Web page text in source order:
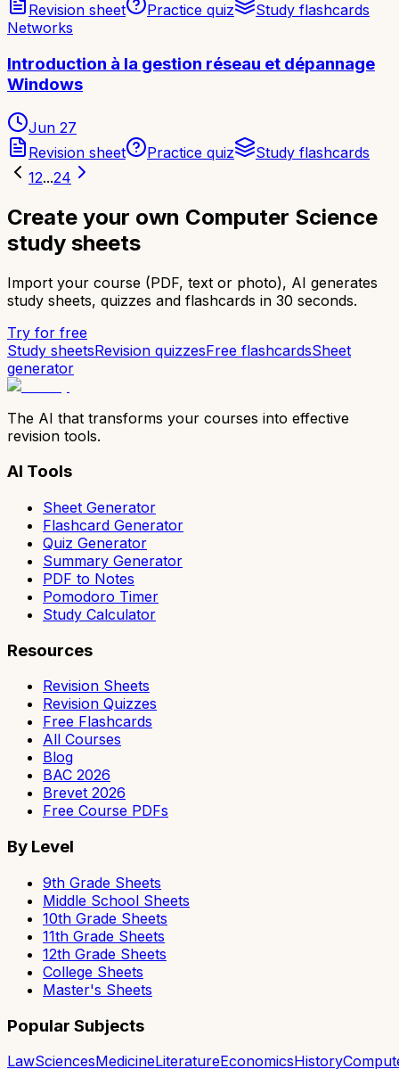
Revision sheet
Practice quiz
Study flashcards
Networks
Introduction à la gestion réseau et dépannage
Windows
Jun 27
Revision sheet
Practice quiz
Study flashcards
12...24
Create your own Computer Science
study sheets
Import your course (PDF, text or photo), AI generates
study sheets, quizzes and flashcards in 30 seconds.
Try for free
Study sheetsRevision quizzesFree flashcardsSheet
generator
The AI that transforms your courses into effective
revision tools.
AI Tools
Sheet Generator
Flashcard Generator
Quiz Generator
Summary Generator
PDF to Notes
Pomodoro Timer
Study Calculator
Resources
Revision Sheets
Revision Quizzes
Free Flashcards
All Courses
Blog
BAC 2026
Brevet 2026
Free Course PDFs
By Level
9th Grade Sheets
Middle School Sheets
10th Grade Sheets
11th Grade Sheets
12th Grade Sheets
College Sheets
Master's Sheets
Popular Subjects
LawSciencesMedicineLiteratureEconomicsHistory